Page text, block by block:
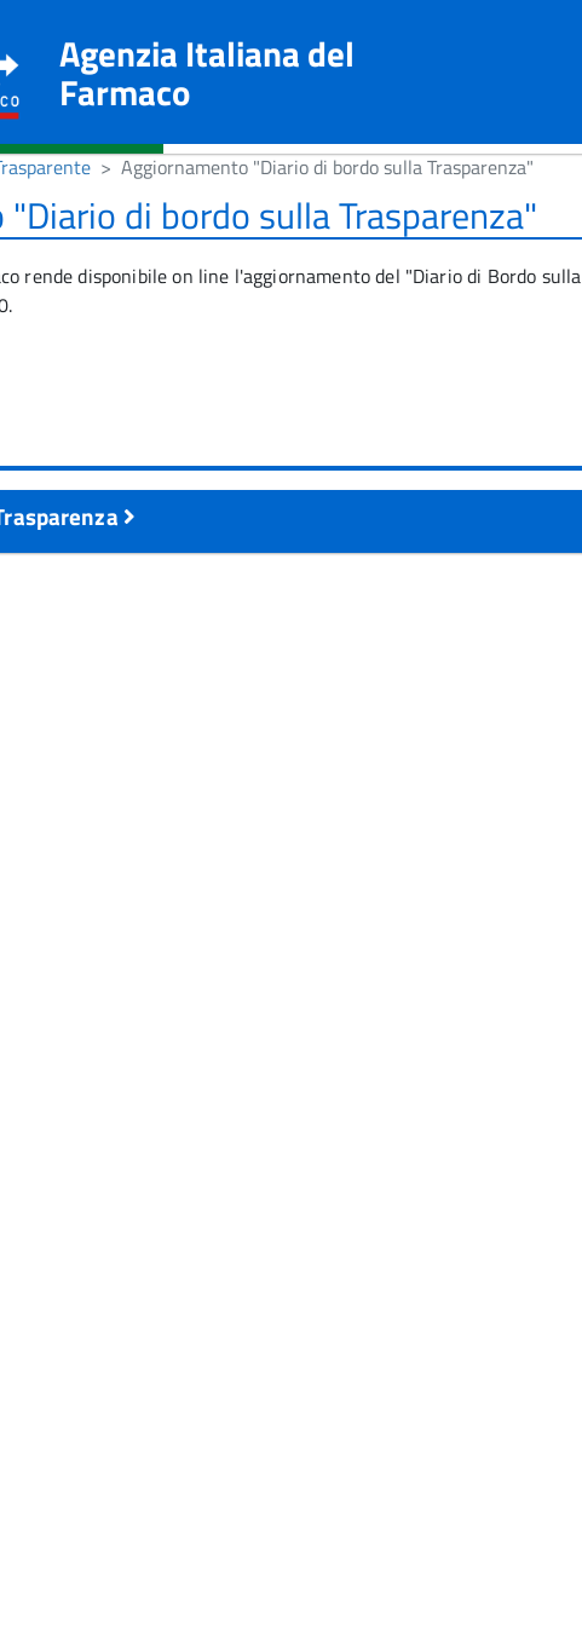
Agenzia Italiana del
Farmaco
Aggiornamento "Diario di bordo sulla Trasparenza"
di bordo sulla Trasparenza"
rende disponibile on line l'aggiornamento del "Diario di Bordo sulla